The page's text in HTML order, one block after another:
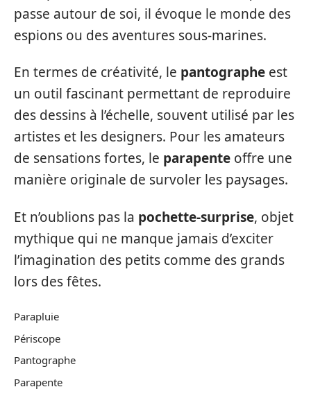
passe autour de soi, il évoque le monde des
espions ou des aventures sous-marines.
En termes de créativité, le pantographe est
un outil fascinant permettant de reproduire
des dessins à l’échelle, souvent utilisé par les
artistes et les designers. Pour les amateurs
de sensations fortes, le parapente offre une
manière originale de survoler les paysages.
Et n’oublions pas la pochette-surprise, objet
mythique qui ne manque jamais d’exciter
l’imagination des petits comme des grands
lors des fêtes.
Parapluie
Périscope
Pantographe
Parapente